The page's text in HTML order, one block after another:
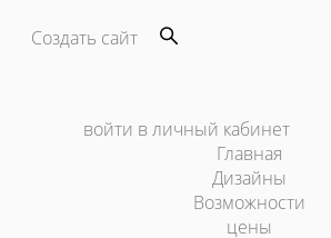
Создать сайт
войти в личный кабинет
Главная
Дизайны
Возможности
цены